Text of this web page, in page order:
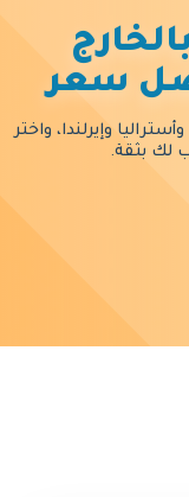
سعر
وإيرلندا، واختر
لك بثقة.